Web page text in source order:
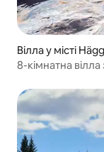
Вілла у місті
8-кімнатна